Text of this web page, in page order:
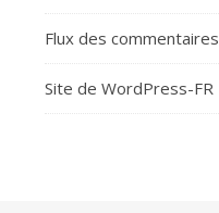
Flux des commentaires
Site de WordPress-FR